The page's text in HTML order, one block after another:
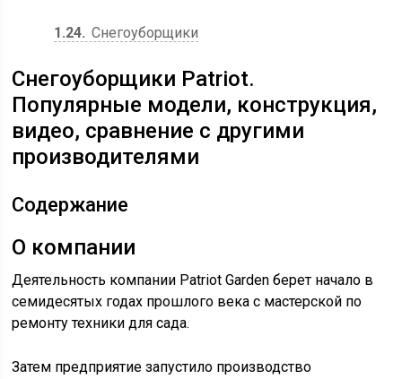
1.24 Снегоуборщики
Снегоуборщики Patriot.
Популярные модели, конструкция,
видео, сравнение с другими
производителями
Содержание
О компании
Деятельность компании Patriot Garden берет начало в
семидесятых годах прошлого века с мастерской по
ремонту техники для сада.
Затем предприятие запустило производство